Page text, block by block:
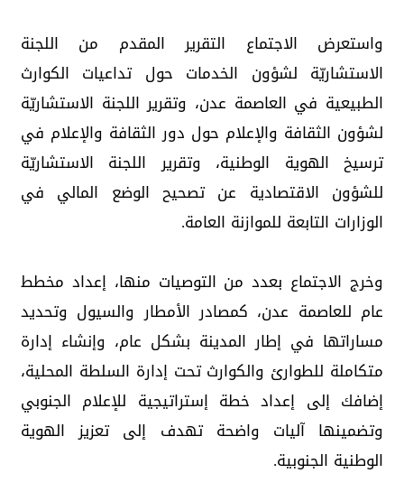
واستعرض الاجتماع التقرير المقدم من اللجنة
الاستشاريّة لشؤون الخدمات حول تداعيات الكوارث
الطبيعية في العاصمة عدن، وتقرير اللجنة الاستشاريّة
لشؤون الثقافة والإعلام حول دور الثقافة والإعلام في
ترسيخ الهوية الوطنية، وتقرير اللجنة الاستشاريّة
للشؤون الاقتصادية عن تصحيح الوضع المالي في
الوزارات التابعة للموازنة العامة.
وخرج الاجتماع بعدد من التوصيات منها، إعداد مخطط
عام للعاصمة عدن، كمصادر الأمطار والسيول وتحديد
مساراتها في إطار المدينة بشكل عام، وإنشاء إدارة
متكاملة للطوارئ والكوارث تحت إدارة السلطة المحلية،
إضافك إلى إعداد خطة إستراتيجية للإعلام الجنوبي
وتضمينها آليات واضحة تهدف إلى تعزيز الهوية
الوطنية الجنوبية.